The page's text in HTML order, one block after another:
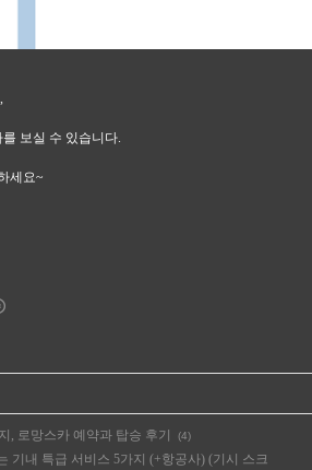
보실 수 있습니다.
세요~
, 로망스카 예약과 탑승 후기 (4)
기내 특급 서비스 5가지 (+항공사) (기시 스크